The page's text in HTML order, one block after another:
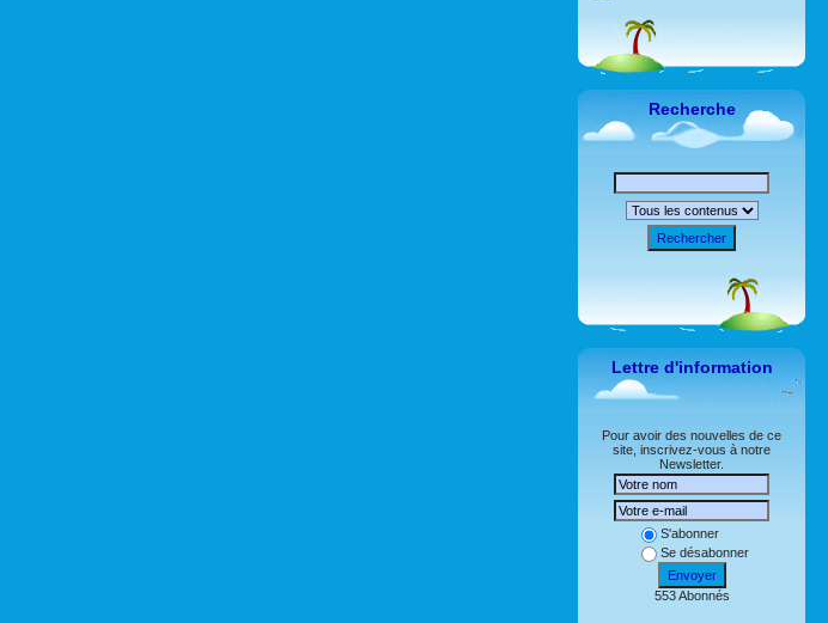
Recherche
Rechercher
Lettre d'information
Pour avoir des nouvelles de ce
site, inscrivez-vous à notre
Newsletter.
S'abonner
Se désabonner
Envoyer
553 Abonnés